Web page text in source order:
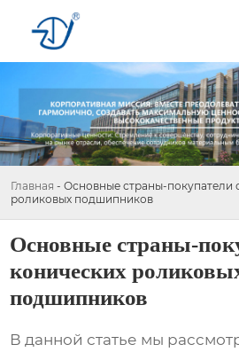
Главная - Основные страны-покупатели
роликовых подшипников
Основные страны-
конических
подшипников
В данной статье мы